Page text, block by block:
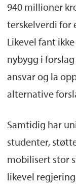
940 millioner
terskelverdi for
Likevel fant
nybygg i
ansvar og la
alternative
Samtidig har
studenter,
mobilisert stor
likevel